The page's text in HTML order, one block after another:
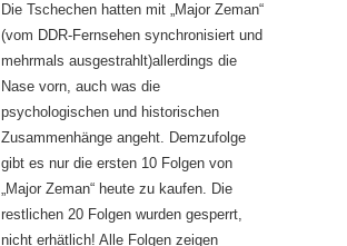
Die Tschechen hatten mit „Major Zeman“
(vom DDR-Fernsehen synchronisiert und
mehrmals ausgestrahlt)allerdings die
Nase vorn, auch was die
psychologischen und historischen
Zusammenhänge angeht. Demzufolge
gibt es nur die ersten 10 Folgen von
„Major Zeman“ heute zu kaufen. Die
restlichen 20 Folgen wurden gesperrt,
nicht erhätlich! Alle Folgen zeigen